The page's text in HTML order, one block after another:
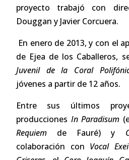
proyecto trabajó con
Douggan y Javier Corcuera.
En enero de 2013, y con el
de Ejea de los Caballeros,
Juvenil de la Coral
jóvenes a partir de 12 años.
Entre sus últimos
producciones In Paradisum
Requiemde Fauré) y
colaboración con Vocal